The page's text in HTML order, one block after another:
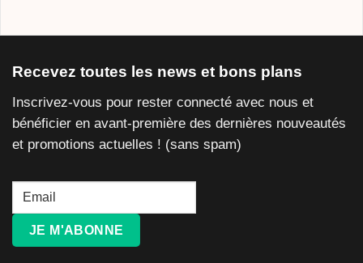
Recevez toutes les news et bons plans
Inscrivez-vous pour rester connecté avec nous et
bénéficier en avant-première des dernières nouveautés
et promotions actuelles ! (sans spam)
JE M'ABONNE